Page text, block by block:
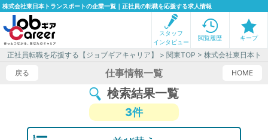
株式会社東日本トランスポートの企業一覧｜正社員の転職を応援する求人情報
スタッフ
インタビュー
閲覧履歴 キープ
正社員転職を応援する【ジョブギアキャリア】 >関東TOP > 株式会社東日本ト
戻る
HOME
仕事情報一覧
検索結果一覧
3件